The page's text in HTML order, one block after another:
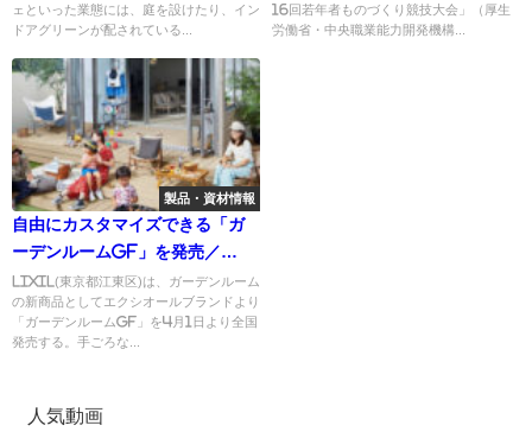
ェといった業態には、庭を設けたり、イン
ドアグリーンが配されている...
16回若年者ものづくり競技大会」（厚生
労働省・中央職業能力開発機構...
製品・資材情報
自由にカスタマイズできる「ガ
ーデンルームGF」を発売／
LIXIL
LIXIL(東京都江東区)は、ガーデンルーム
の新商品としてエクシオールブランドより
「ガーデンルームGF」を4月1日より全国
発売する。手ごろな...
人気動画